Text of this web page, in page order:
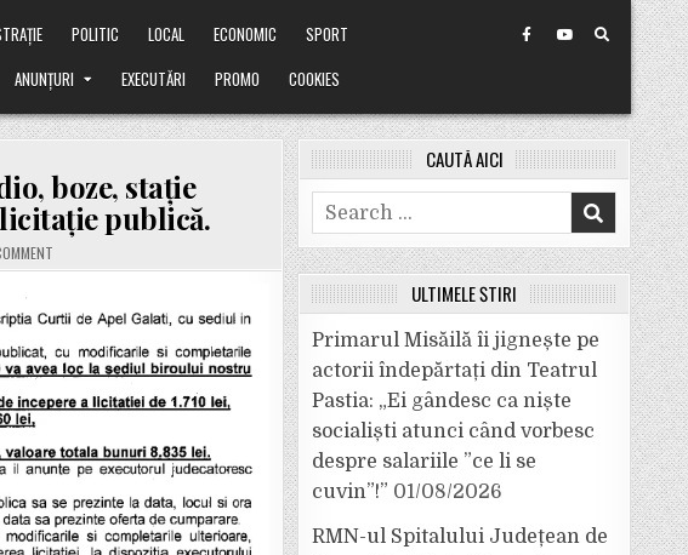
POLITIC LOCAL ECONOMIC
SPORT
ANUNȚURI EXECUTĂRI PROMO COOKIES
boze, stație
publică.
ANUNȚ.
(SISTEM
AUDIO,
STAȚIE
AMPLIFICARE)
SCOASE
LA
VÂNZARE
PUBLICĂ.
CAUTĂ AICI
Search
for:
ULTIMELE ȘTIRI
Primarul Misăilă îi jignește pe
actorii îndepărtați din Teatrul
Pastia: „Ei gândesc ca niște
socialiști atunci când vorbesc
despre salariile ”ce li se
cuvin”!” 01/08/2026
RMN-ul Spitalului Județean de